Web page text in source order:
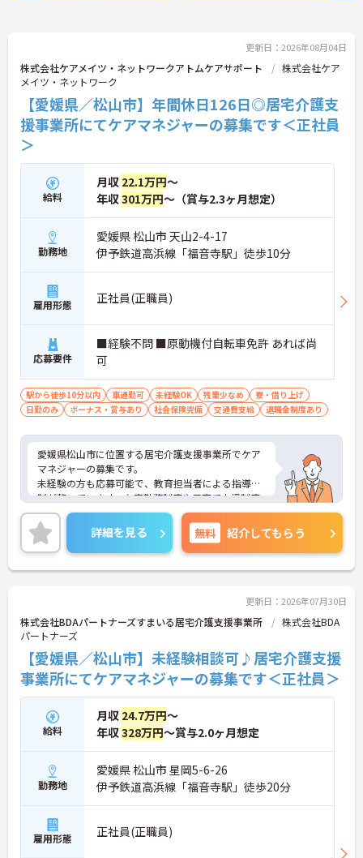
★おすすめPOINT★
【土日休み×残業月平均3時間！ワークライフバラ
ンスを大切にできる環境です】
・基本土日休みで年間休日119日が確保されており
日勤のみのお仕事のため生活リズムを整えやすいで
取得も可能でプライベートの時間もしっかりと確保
できます
・くるみん認定企業として未就学児向けのこども休
暇や育休取得実績など子育てと両立しやすい制度が
【主任ケアマネ複数名在籍！手厚いフォロー体制で
業務に不安がある方も安心です】
・困難事例があった際も主任ケアマネジャーと情報
共有やケース検討ができ必要に応じて同行訪問など
のサポートを受けられます
・一人ひとりの仕事量や状況に合わせて管理者が新
規の受け入れを調整するため業務過多にならず無理
なく働けます
きながらケアマネジャーとしてのさらなるスキルア
ップを目指せます
充実した待遇や福利厚生が魅力です】
・実績最大185万円の賞与やプラン数手当、特定事
業所加算手当など日々の頑張りがしっかりと給与に
還元されます
・勤続3年以上で対象となる退職金制度や宿泊費補
助などが受けられる独自の福利厚生制度ツクイPLUS
を完備しています
・社内規定の範囲内で髪色や髪型をはじめネイルや
自分らしく働けます
更新日：2026年08月04日
株式会社ケアメイツ・ネットワークアトムケアサポート
株式会社ケア
メイツ・ネットワーク
【愛媛県／松山市】年間休日126日◎居宅介護支
援事業所にてケアマネジャーの募集です＜正社員
＞
給料
月収 22.1万円～
年収301万円～（賞与2.3ヶ月想定）
勤務地
愛媛県 松山市 天山2-4-17
伊予鉄道高浜線「福音寺駅」徒歩10分
雇用形態 正社員(正職員)
応募要件
■経験不問 ■原動機付自転車免許 あれば尚
可
駅から徒歩10分以内 車通勤可 未経験OK 残業少なめ
寮・借り上げ
日勤のみ
ボーナス・賞与あり 社会保険完備 交通費支給 退職金制度あり
愛媛県松山市に位置する居宅介護支援事業所でケア
マネジャーの募集です。
未経験の方も応募可能で、教育担当者による指導体
制が整っています。在宅勤務制度や子育て支援制度
があり、ライフスタイルに合わせた働き方を目指せ
ます。年間休日126日とお休みも充実しており、長
く働きやすい環境です。
ご興味のある方には、面接対策ポイントなどさらに
詳細をお話いたしますので、お気軽にご相談くださ
■ 働きやすさを大切にできる職場
仕事とプライベートの両立を目指せる環境です
・年間休日126日
・土日祝休みが基本
・休日の希望相談可能
→ メリハリをつけて働きやすい環境です♪
安心して業務を覚えられる環境です
・未経験応募可能
・教育担当者による指導あり
・教育システム充実
→ ケアマネジャーとして成長を目指せます♪
詳細を見る 無料 紹介してもらう
更新日：2026年07月30日
株式会社BDAパートナーズすまいる居宅介護支援事業所
株式会社BDA
パートナーズ
【愛媛県／松山市】未経験相談可♪居宅介護支援
事業所にてケアマネジャーの募集です＜正社員＞
給料
月収 24.7万円～
年収328万円～賞与2.0ヶ月想定
勤務地
愛媛県 松山市 星岡5-6-26
伊予鉄道高浜線「福音寺駅」徒歩20分
雇用形態 正社員(正職員)